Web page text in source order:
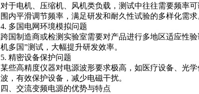
对于电机、压缩机、风机类负载，测试中往往需要频率
围内平滑调节频率，满足研发和耐久性试验的多样化需求
4. 多国电网环境模拟问题
跨国制造商或检测实验室需要对产品进行多地区适应性
机多国”测试，大幅提升研发效率。
5. 精密设备保护问题
某些高精度仪器对电源波形要求极高，如医疗设备、光
波，有效保护设备，减少电磁干扰。
四、交流变频电源的优势与特点